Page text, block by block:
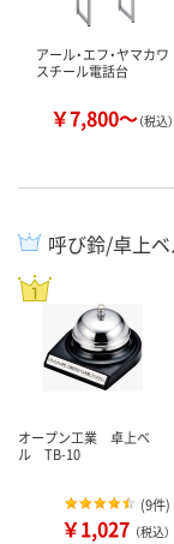
アール・エフ・ヤマカワ
スチール電話台
￥7,800～（税込）
呼び鈴/卓上
オープン工業 卓上ベ
ル TB-10
(9件)
￥1,027 （税込）